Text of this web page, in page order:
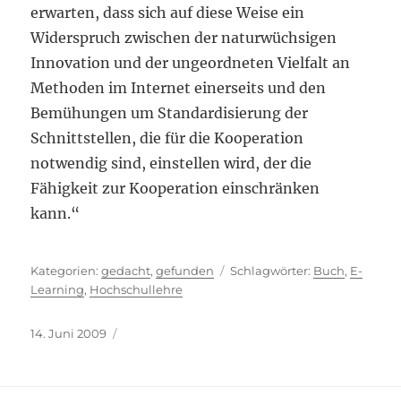
erwarten, dass sich auf diese Weise ein
Widerspruch zwischen der naturwüchsigen
Innovation und der ungeordneten Vielfalt an
Methoden im Internet einerseits und den
Bemühungen um Standardisierung der
Schnittstellen, die für die Kooperation
notwendig sind, einstellen wird, der die
Fähigkeit zur Kooperation einschränken
kann.“
Kategorien
gedacht,gefunden Schlagwörter
Buch, E-
Learning, Hochschullehre
Veröffentlicht
14. Juni 2009